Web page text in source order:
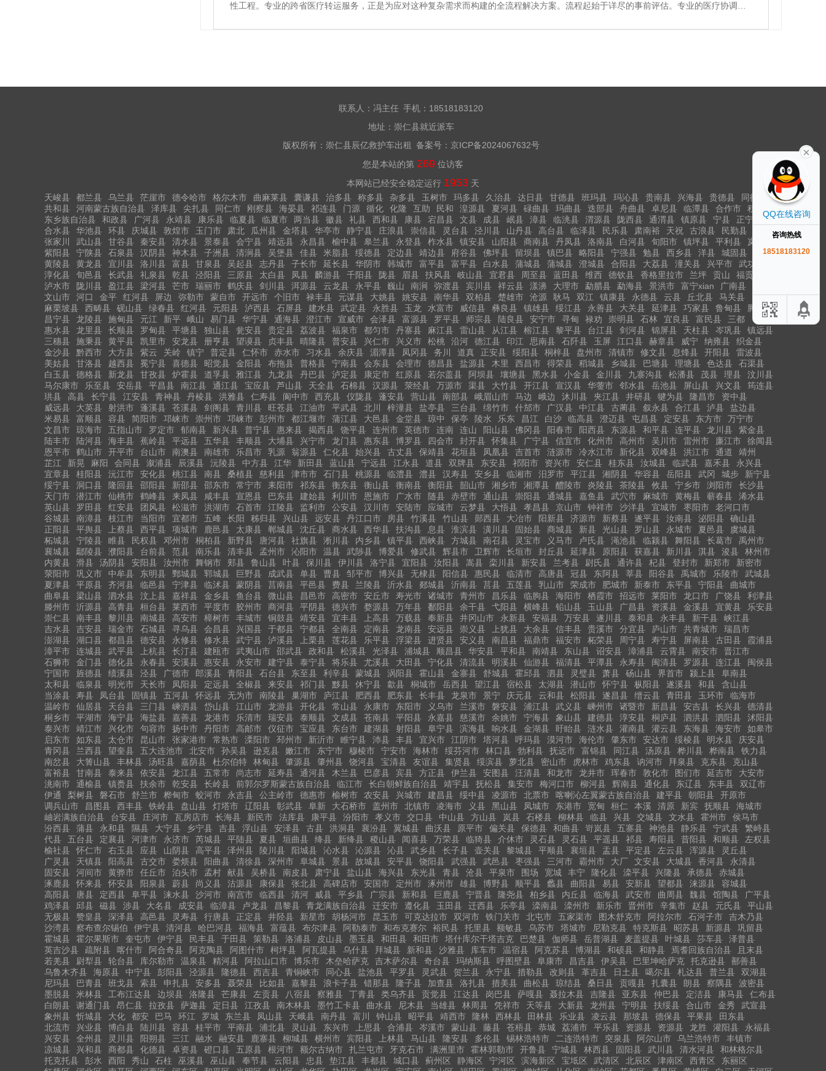
性工程。专业的跨省医疗转运服务，正是为应对这种复杂需求而构建的全流程解决方案。流程起始于详尽的事前评估。专业的医疗协调人
联系人：冯主任 手机：18518183120
地址：崇仁县就近派车
版权所有：崇仁县辰亿救护车出租 备案号： 京ICP备2024067632号
您是本站的第 269 位访客
本网站已经安全稳定运行 1953 天
天峻县
都兰县 乌兰县 茫崖市 德令哈市 格尔木市 曲麻莱县 囊谦县 治多县 称多县 杂多县 玉树市 玛多县 久治县 达日县 甘德县 班玛县 玛沁县 贵南县 兴海县 贵德县
同德县
共和县
河南蒙古族自治县 泽库县 尖扎县 同仁市 刚察县 海晏县 祁连县 门源 循化 化隆 互助 民和 湟源县 夏河县 碌曲县 玛曲县 迭部县 舟曲县 卓尼县 临潭县 合作市
积石山
东乡族自治县
和政县 广河县 永靖县 康乐县 临夏县 临夏市 两当县 徽县 礼县 西和县 康县 宕昌县 文县 成县 岷县 漳县 临洮县 渭源县 陇西县 通渭县 镇原县 宁县
正宁县
合水县
华池县 环县 庆城县 敦煌市 玉门市 肃北 瓜州县 金塔县 华亭市 静宁县 庄浪县 崇信县 灵台县 泾川县 山丹县 高台县 临泽县 民乐县 肃南裕 天祝 古浪县
民勤县
张家川
武山县 甘谷县 秦安县 清水县 景泰县 会宁县 靖远县 永昌县 榆中县 皋兰县 永登县 柞水县 镇安县 山阳县 商南县 丹凤县 洛南县 白河县 旬阳市 镇坪县 平利县
岚皋县
紫阳县
宁陕县 石泉县 汉阴县 神木县 子洲县 清涧县 吴堡县 佳县 米脂县 绥德县 定边县 靖边县 府谷县 佛坪县 留坝县 镇巴县 略阳县 宁强县 勉县 西乡县 洋县
城固县
黄陵县
黄龙县 宜川县 洛川县 富县 甘泉县 吴起县 志丹县 子长市 延长县 华阴市 韩城市 富平县 富平县 白水县 蒲城县 蒲城县 澄城县 合阳县 大荔县 潼关县 兴平市
武功县
淳化县
旬邑县 长武县 礼泉县 乾县 泾阳县 三原县 太白县 凤县 麟游县 千阳县 陇县 眉县 扶风县 岐山县 宜君县 周至县 蓝田县 维西 德钦县 香格里拉市 兰坪 贡山
福贡县
泸水市
陇川县 盈江县 梁河县 芒市 瑞丽市 鹤庆县 剑川县 洱源县 云龙县 永平县 巍山 南涧 弥渡县 宾川县 祥云县 漾濞 大理市 勐腊县 勐海县 景洪市 富宁xian
广南县
文山市
河口 金平 红河县 屏边 弥勒市 蒙自市 开远市 个旧市 禄丰县 元谋县 大姚县 姚安县 南华县 双柏县 楚雄市 沧源 耿马 双江 镇康县 永德县 云县 丘北县
马关县
麻栗坡县
西畴县 砚山县 绿春县 红河县 元阳县 泸西县 石屏县 建水县 武定县 永胜县 玉龙 水富市 威信县 彝良县 镇雄县 绥江县 永善县 大关县 延津县 巧家县 鲁甸县
腾冲市
昌宁县
龙陵县 施甸县 元江 新平 峨山 易门县 华宁县 通海县 澄江市 宣威市 会泽县 富源县 罗平县 师宗县 陆良县 安宁市 寻甸 禄劝 崇明县 石林 宜良县 富民县
三都
惠水县
龙里县 长顺县 罗甸县 平塘县 独山县 瓮安县 贵定县 荔波县 福泉市 都匀市 丹寨县 麻江县 雷山县 从江县 榕江县 黎平县 台江县 剑河县 锦屏县 天柱县 岑巩县
镇远县
三穗县
施秉县 黄平县 凯里市 安龙县 册亨县 望谟县 贞丰县 晴隆县 普安县 兴仁市 兴义市 松桃 沿河 德江县 印江 思南县 石阡县 玉屏 江口县 赫章县 威宁 纳雍县
织金县
金沙县
黔西市 大方县 紫云 关岭 镇宁 普定县 仁怀市 赤水市 习水县 余庆县 湄潭县 凤冈县 务川 道真 正安县 绥阳县 桐梓县 盘州市 清镇市 修文县 息烽县 开阳县
雷波县
美姑县
甘洛县 越西县 冕宁县 喜德县 昭觉县 金阳县 布拖县 普格县 宁南县 会东县 会理市 德昌县 盐源县 木里 西昌市 得荣县 稻城县 乡城县 巴塘县 理塘县 色达县
石渠县
白玉县
德格县 新龙县 甘孜县 炉霍县 道孚县 雅江县 九龙县 丹巴县 泸定县 康定市 红原县 若尔盖县 阿坝县 壤塘县 黑水县 小金县 金川县 九寨沟县 松潘县 茂县 理县
汶川县
马尔康市
乐至县 安岳县 平昌县 南江县 通江县 宝应县 芦山县 天全县 石棉县 汉源县 荥经县 万源市 渠县 大竹县 开江县 宣汉县 华蓥市 邻水县 岳池县 屏山县 兴文县
筠连县
珙县
高县 长宁县 江安县 青神县 丹棱县 洪雅县 仁寿县 阆中市 西充县 仪陇县 蓬安县 营山县 南部县 峨眉山市 马边 峨边 沐川县 夹江县 井研县 犍为县 隆昌市
资中县
威远县
大英县 射洪市 蓬溪县 苍溪县 剑阁县 青川县 旺苍县 江油市 平武县 北川 梓潼县 盐亭县 三台县 绵竹市 什邡市 广汉县 中江县 古蔺县 叙永县 合江县 泸县
盐边县
米易县
富顺县 容县 简阳市 邛崃市 崇州市 邛崃市 彭州市 都江堰市 蒲江县 大邑县 金堂县 琼中 保亭 陵水 乐东 昌江 白沙 临高县 澄迈县 屯昌县 定安县 东方市
万宁市
文昌市
琼海市 五指山市 罗定市 郁南县 新兴县 普宁县 惠来县 揭西县 饶平县 连州市 英德市 连南 连山 阳山县 佛冈县 阳春市 阳西县 东源县 和平县 连平县 龙川县
紫金县
陆丰市
陆河县 海丰县 蕉岭县 平远县 五华县 丰顺县 大埔县 兴宁市 龙门县 惠东县 博罗县 四会市 封开县 怀集县 广宁县 信宜市 化州市 高州市 吴川市 雷州市 廉江市
徐闻县
恩平市
鹤山市 开平市 台山市 南澳县 南雄市 乐昌市 乳源 翁源县 仁化县 始兴县 古丈县 保靖县 花垣县 凤凰县 吉首市 涟源市 冷水江市 新化县 双峰县 洪江市 通道
靖州
芷江
新晃 麻阳 会同县 溆浦县 辰溪县 沅陵县 中方县 江华 新田县 蓝山县 宁远县 江永县 道县 双牌县 东安县 祁阳市 资兴市 安仁县 桂东县 汝城县 临武县 嘉禾县
永兴县
宜章县
桂阳县 沅江市 安化县 桃江县 南县 桑植县 慈利县 津市市 石门县 桃源县 临澧县 澧县 汉寿县 安乡县 临湘市 汨罗市 平江县 湘阴县 华容县 岳阳县 武冈 城步
新宁县
绥宁县
洞口县 隆回县 邵阳县 新邵县 邵东市 常宁市 耒阳市 祁东县 衡东县 衡山县 衡南县 衡阳县 韶山市 湘乡市 湘潭县 醴陵市 炎陵县 茶陵县 攸县 宁乡市 浏阳市
长沙县
天门市
潜江市 仙桃市 鹤峰县 来凤县 咸丰县 宣恩县 巴东县 建始县 利川市 恩施市 广水市 随县 赤壁市 通山县 崇阳县 通城县 嘉鱼县 武穴市 麻城市 黄梅县 蕲春县
浠水县
英山县
罗田县 红安县 团风县 松滋市 洪湖市 石首市 江陵县 监利市 公安县 汉川市 安陆市 应城市 云梦县 大悟县 孝昌县 京山市 钟祥市 沙洋县 宜城市 枣阳市
老河口市
谷城县
南漳县 枝江市 当阳市 宜都市 五峰 长阳 秭归县 兴山县 远安县 丹江口市 房县 竹溪县 竹山县 郧西县 大冶市 阳新县 济源市 新蔡县 遂平县 汝南县 泌阳县
确山县
正阳县
平舆县 上蔡县 西平县 项城市 鹿邑县 太康县 郸城县 沈丘县 商水县 西华县 扶沟县 息县 淮滨县 潢川县 固始县 商城县 新县 光山县 罗山县 永城市 夏邑县
虞城县
柘城县
宁陵县 睢县 民权县 邓州市 桐柏县 新野县 唐河县 社旗县 淅川县 内乡县 镇平县 西峡县 方城县 南召县 灵宝市 义马市 卢氏县 渑池县 临颍县 舞阳县 长葛市
禹州市
襄城县
鄢陵县 濮阳县 台前县 范县 南乐县 清丰县 孟州市 沁阳市 温县 武陟县 博爱县 修武县 辉县市 卫辉市 长垣市 封丘县 延津县 原阳县 获嘉县 新川县 淇县 浚县
林州市
内黄县
滑县 汤阴县 安阳县 汝州市 舞钢市 郏县 鲁山县 叶县 保川县 伊川县 洛宁县 宜阳县 汝阳县 嵩县 栾川县 新安县 兰考县 尉氏县 通许县 杞县 登封市 新郑市
新密市
荥阳市
巩义市 中牟县 东明县 鄄城县 郓城县 巨野县 成武县 单县 曹县 邹平市 博兴县 无棣县 阳信县 惠民县 临清市 高唐县 冠县 东阿县 莘县 阳谷县 禹城市 乐陵市
武城县
夏津县
平原县 齐河县 临邑县 宁津县 临沭县 蒙阴县 莒南县 平邑县 费县 兰陵县 沂水县 郯城县 沂南县 莒县 五莲县 乳山市 荣成市 肥城市 新泰市 东平县 宁阳县
曲城市
曲阜县
梁山县 泗水县 汶上县 嘉祥县 金乡县 鱼台县 微山县 昌邑市 高密市 安丘市 寿光市 诸城市 青州市 昌乐县 临朐县 海阳市 栖霞市 招远市 莱阳市 龙口市 广饶县
利津县
滕州市
沂源县 高青县 桓台县 莱西市 平度市 胶州市 商河县 平阴县 德兴市 婺源县 万年县 鄱阳县 余干县 弋阳县 横峰县 铅山县 玉山县 广昌县 资溪县 金溪县 宜黄县
乐安县
崇仁县
南丰县 黎川县 南城县 高安市 樟树市 丰城市 铜鼓县 靖安县 宜丰县 上高县 万载县 奉新县 井冈山市 永新县 安福县 万安县 遂川县 泰和县 永丰县 新干县
峡江县
吉水县
吉安县 瑞金市 石城县 寻乌县 会昌县 兴国县 于都县 宁都县 全南县 定南县 龙南县 安远县 崇义县 上犹县 大余县 信丰县 贵溪市 分宜县 庐山市 共青城市
瑞昌市
澎湖县
湖口县 都昌县 德安县 永修县 修水县 武宁县 泸溪县 上栗县 莲花县 乐平县 浮梁县 进贤县 安义县 南昌县 福鼎市 福安市 柘荣县 周宁县 寿宁县 屏南县 古田县
霞浦县
漳平市
连城县 武平县 上杭县 长汀县 建瓯市 武夷山市 邵武县 政和县 松溪县 光泽县 浦城县 顺昌县 华安县 平和县 南靖县 东山县 诏安县 漳浦县 云霄县 南安市
晋江市
石狮市
金门县 德化县 永春县 安溪县 惠安县 永安市 建宁县 泰宁县 将乐县 尤溪县 大田县 宁化县 清流县 明溪县 仙游县 福清县 平潭县 永寿县 闽清县 罗源县 连江县
闽侯县
宁国市
旌德县 绩溪县 泾县 广德市 郎溪县 青阳县 石台县 东至县 利辛县 蒙城县 涡阳县 霍山县 金寨县 舒城县 霍邱县 泗县 灵璧县 萧县 砀山县 界首市 颍上县
阜南县
太和县
临泉县 明光市 天长市 凤阳县 定远县 全椒县 来安县 祁门县 黟县 休宁县 歙县 桐城市 岳西县 望江县 宿松县 太湖县 潜山市 怀宁县 枞阳县 遂溪县 和县
含山县
当涂县
寿县 凤台县 固镇县 五河县 怀远县 无为市 南陵县 巢湖市 庐江县 肥西县 肥东县 长丰县 龙泉市 景宁 庆元县 云和县 松阳县 遂昌县 缙云县 青田县 玉环市
临海市
温岭市
仙居县 天台县 三门县 嵊泗县 岱山县 江山市 龙游县 开化县 常山县 永康市 东阳市 义乌市 兰溪市 磐安县 浦江县 武义县 嵊州市 诸暨市 新昌县 安吉县 长兴县
德清县
桐乡市
平湖市 海宁县 海盐县 嘉善县 龙港市 乐清市 瑞安县 泰顺县 文成县 苍南县 平阳县 永嘉县 慈溪市 余姚市 宁海县 象山县 建德县 淳安县 桐庐县 泗洪县 泗阳县
沭阳县
泰兴市
靖江市 兴化市 句容市 扬中市 丹阳市 高邮市 仪征市 宝应县 东台市 建湖县 射阳县 阜宁县 滨海县 响水县 金湖县 盱眙县 涟水县 灌南县 灌云县 东海县 海安市
如皋市
启东市
如东县 太仓市 昆山市 张家港市 常熟市 溧阳市 邳州市 新沂市 睢宁县 沛县 丰县 宜兴市 江阴市 塔河县 呼玛县 漠河市 海伦市 肇东市 安达市 绥棱县 明水县
庆安县
青冈县
兰西县 望奎县 五大连池市 北安市 孙吴县 逊克县 嫩江市 东宁市 穆棱市 宁安市 海林市 绥芬河市 林口县 勃利县 抚远市 富锦县 同江县 汤原县 桦川县 桦南县
铁力县
南岔县
大箐山县 丰林县 汤旺县 嘉荫县 杜尔伯特 林甸县 肇源县 肇州县 饶河县 宝清县 友谊县 集贤县 绥滨县 萝北县 密山市 虎林市 鸡东县 讷河市 拜泉县 克东县
克山县
富裕县
甘南县 泰来县 依安县 龙江县 五常市 尚志市 延寿县 通河县 木兰县 巴彦县 宾县 方正县 伊兰县 安图县 汪清县 和龙市 龙井市 珲春市 敦化市 图们市 延吉市
大安市
洮南市
通榆县 镇赉县 扶余市 乾安县 长岭县 前郭尔罗斯蒙古族自治县 临江市 长白朝鲜族自治县 靖宇县 抚松县 集安市 梅河口市 柳河县 辉南县 通化县 东辽县 东丰县
双辽市
伊通
梨树县 磐石市 舒兰市 桦甸市 蛟河市 永吉县 公主岭市 德惠市 榆树市 农安县 兴城市 建昌县 绥中县 凌源市 北票市 喀喇沁左翼蒙古族自治县 建平县 朝阳县
开原市
调兵山市
昌图县 西丰县 铁岭县 盘山县 灯塔市 辽阳县 彰武县 阜新 大石桥市 盖州市 北镇市 凌海市 义县 黑山县 凤城市 东港市 宽甸 桓仁 本溪 清原 新宾 抚顺县
海城市
岫岩满族自治县
台安县 庄河市 瓦房店市 长海县 新民市 法库县 康平县 汾阳市 孝义市 交口县 中山县 方山县 岚县 石楼县 柳林县 临县 兴县 交城县 文水县 霍州市
侯马市
汾西县
蒲县 永和县 隰县 大宁县 乡宁县 吉县 浮山县 安泽县 古县 洪洞县 襄汾县 翼城县 曲沃县 原平市 偏关县 保德县 和曲县 岢岚县 五寨县 神池县 静乐县 宁武县
繁峙县
代县
五台县 定襄县 河津市 永济市 芮城县 平陆县 夏县 垣曲县 绛县 新绛县 稷山县 闻喜县 万荣县 临猗县 介休市 灵石县 灵石县 平遥县 祁县 寿阳县 昔阳县 和顺县
左权县
榆社县
怀仁市 右玉县 应县 山阴县 高平县 泽州县 陵川县 阳城县 沁水县 沁源县 沁县 武乡县 长子县 壶关县 黎城县 平顺县 襄垣县 盂县 平定县 左云县 浑源县
灵丘县
广灵县
天镇县 阳高县 古交市 娄烦县 阳曲县 清徐县 深州市 阜城县 景县 故城县 安平县 饶阳县 武强县 武邑县 枣强县 三河市 霸州市 大厂 文安县 大城县 香河县
永清县
固安县
河间市 黄骅市 任丘市 泊头市 孟村 献县 吴桥县 南皮县 肃宁县 盐山县 海兴县 东光县 青县 沧县 平泉市 围场 宽城 丰宁 隆化县 滦平县 兴隆县 承德县
赤城县
涿鹿县
怀来县 怀安县 阳泉县 蔚县 尚义县 沽源县 康保县 张北县 高碑店市 安国市 定州市 涿州市 雄县 博野县 顺平县 蠡县 曲阳县 易县 安新县 望都县 涞源县
容城县
高阳县
唐县 定西县 阜平县 涞水县 沙河市 南宫市 临西县 清河 威县 平乡县 广宗县 新和县 巨鹿县 宁晋县 隆尧县 柏乡县 内丘县 临海县 武安市 曲周县 魏县 馆陶县
广平县
鸡泽县
邱县 磁县 涉县 大名县 成安县 临漳县 卢龙县 昌黎县 青龙满族自治县 迁安市 遵化县 玉田县 迁西县 乐亭县 滦南县 滦州市 新乐市 晋州市 辛集市 赵县 元氏县
平山县
无极县
赞皇县 深泽县 高邑县 灵寿县 行唐县 正定县 井陉县 新星市 胡杨河市 昆玉市 可克达拉市 双河市 铁门关市 北屯市 五家渠市 图木舒克市 阿拉尔市 石河子市
吉木乃县
沙湾县
察布查尔锡伯 伊宁县 清河县 哈巴河县 福海县 富蕴县 布尔津县 阿勒泰市 和布克赛尔 裕民县 托里县 额敏县 乌苏市 塔城市 尼勒克县 特克斯县 昭苏县 新源县
巩留县
霍城县
霍尔果斯市 奎屯市 伊宁县 民丰县 于田县 策勒县 洛浦县 皮山县 墨玉县 和田县 和田市 塔什库尔干塔吉克 巴楚县 伽师县 岳普湖县 麦盖提县 叶城县 莎车县
泽普县
英吉沙县
疏附县 喀什市 阿合奇县 阿克陶县 阿图什市 柯坪县 阿瓦提县 乌什县 拜城县 新和县 沙雅县 库车市 温宿县 阿克苏县 博湖县 和硕县 和静县 焉耆回族自治县
且末县
若羌县
尉犁县 轮台县 库尔勒市 温泉县 精河县 阿拉山口市 博乐市 木垒哈萨克 吉木萨尔县 奇台县 玛纳斯县 呼图壁县 阜康市 昌吉县 伊吴县 巴里坤哈萨克 托克逊县
鄯善县
乌鲁木齐县
海原县 中宁县 彭阳县 泾源县 隆德县 西吉县 青铜峡市 同心县 盐池县 平罗县 灵武县 贺兰县 永宁县 措勒县 改则县 革吉县 日土县 噶尔县 札达县 普兰县
双湖县
尼玛县
巴青县 班戈县 索县 申扎县 安多县 聂荣县 比如县 嘉黎县 浪卡子县 错那县 隆子县 加查县 洛扎县 措美县 曲松县 琼结县 桑日县 贡嘎县 扎囊县 朗县 察隅县
波密县
墨脱县
米林县 工布江达县 边坝县 洛隆县 芒康县 左贡县 八宿县 察雅县 丁青县 类乌齐县 贡觉县 江达县 岗巴县 萨嘎县 聂拉木县 吉隆县 亚东县 仲巴县 定洁县 康马县
仁布县
白朗县
谢通门县 昂仁县 拉孜县 萨迦县 定日县 江孜县 南木林县 墨竹工卡县 曲水县 尼木县 当雄县 林周县 凭祥市 天等县 大新县 龙州县 宁明县 扶绥县 合山市 金秀
武宣县
象州县
忻城县 大化 都安 巴马 环江 罗城 东兰县 凤山县 天峨县 南丹县 富川 钟山县 昭平县 靖西市 隆林 西林县 田林县 乐业县 凌云县 那坡县 德保县 平果县
田东县
北流市
兴业县 博白县 陆川县 容县 桂平市 平南县 浦北县 灵山县 东兴市 上思县 合浦县 岑溪市 蒙山县 藤县 苍梧县 恭城 荔浦市 平乐县 资源县 资源县 龙胜 灌阳县
永福县
兴安县
全州县 灵川县 阳朔县 三江 融水 融安县 鹿寨县 柳城县 横州市 宾阳县 上林县 马山县 隆安县 多伦县 锡林浩特市 二连浩特市 突泉县 阿尔山市 乌兰浩特市
丰镇市
凉城县
兴和县 商都县 化德县 卓资县 磴口县 五原县 根河市 额尔古纳市 扎兰屯市 牙克石市 满洲里市 霍林郭勒市 开鲁县 宁城县 林西县 固阳县 武川县 清水河县
和林格尔县
托克托县
彭水 酉阳 秀山 石柱 巫溪县 巫山县 奉节县 云阳县 忠县 垫江县 丰都县 城口县 蓟州区 静海区 宁河区 滨海新区 宝坻区 武清区 北辰区 津南区 西青区
东丽区
QQ在线咨询
咨询热线
18518183120